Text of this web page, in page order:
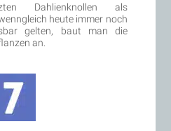
Dahlienknollen als
heute immer noch
gelten, baut man die
an.